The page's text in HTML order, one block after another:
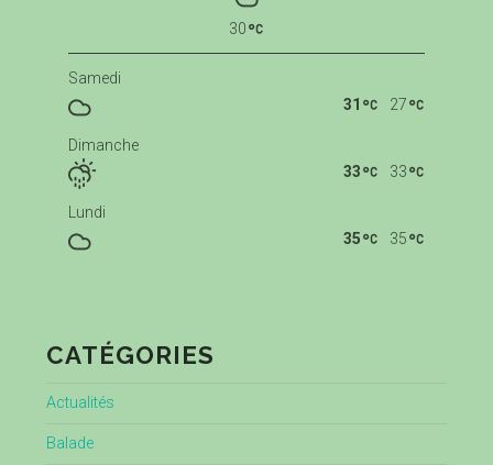
30
Samedi
27
31
Dimanche
33
33
Lundi
35
35
CATÉGORIES
Actualités
Balade